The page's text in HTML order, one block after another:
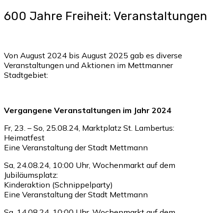
600 Jahre Freiheit: Veranstaltungen
Von August 2024 bis August 2025 gab es diverse
Veranstaltungen und Aktionen im Mettmanner
Stadtgebiet:
Vergangene Veranstaltungen im Jahr 2024
Fr, 23. – So, 25.08.24, Marktplatz St. Lambertus:
Heimatfest
Eine Veranstaltung der Stadt Mettmann
Sa, 24.08.24, 10:00 Uhr, Wochenmarkt auf dem
Jubiläumsplatz:
Kinderaktion (Schnippelparty)
Eine Veranstaltung der Stadt Mettmann